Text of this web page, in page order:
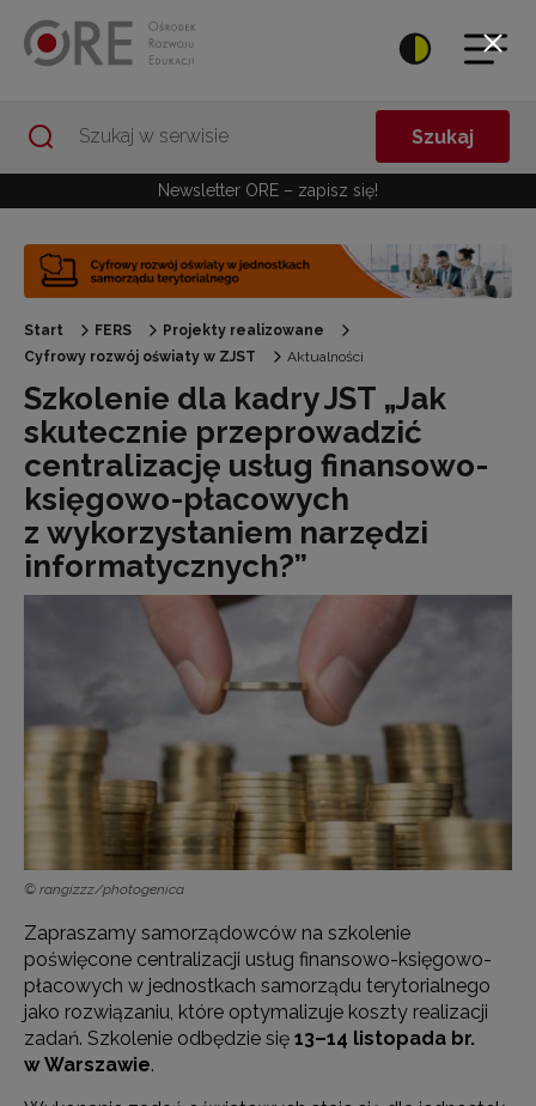
Szukaj
Newsletter ORE – zapisz się!
Start FERS
Projekty realizowane
Cyfrowy rozwój oświaty w ZJST
Aktualności
Szkolenie dla kadry JST „Jak
skutecznie przeprowadzić
centralizację usług finansowo-
księgowo-płacowych
z wykorzystaniem narzędzi
informatycznych?”
© rangizzz/photogenica
Zapraszamy samorządowców na szkolenie
poświęcone centralizacji usług finansowo-księgowo-
płacowych w jednostkach samorządu terytorialnego
jako rozwiązaniu, które optymalizuje koszty realizacji
zadań. Szkolenie odbędzie się 13–14 listopada br.
w Warszawie.